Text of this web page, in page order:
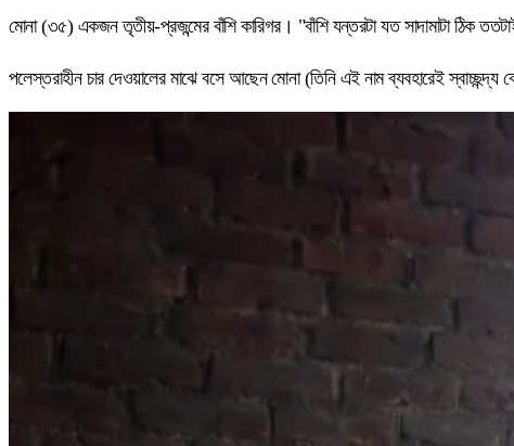
মোনা (৩৫) একজন তৃতীয়-প্রজন্মের বাঁশি কারিগর। "বাঁশি যন্তরটা যত সাদামাটা ঠিক
পলেস্তরাহীন চার দেওয়ালের মাঝে বসে আছেন মোনা (তিনি এই নাম ব্যবহারেই